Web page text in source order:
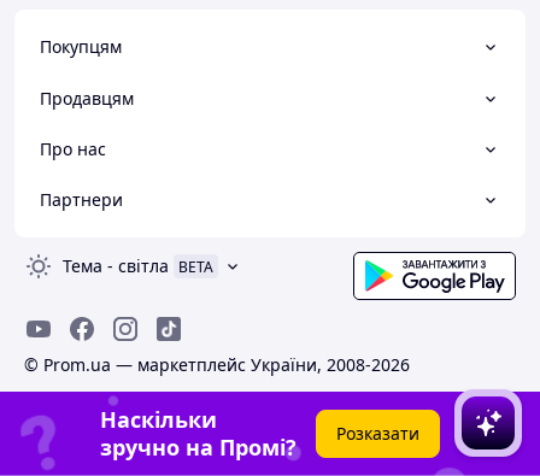
Покупцям
Продавцям
Про нас
Партнери
Тема - світла BETA
© Prom.ua — маркетплейс України, 2008-2026
Наскільки
зручно на Промі?
Розказати